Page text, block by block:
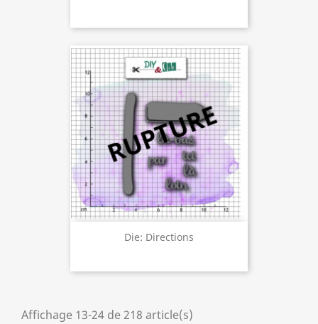
Die: Directions
Affichage 13-24 de 218 article(s)